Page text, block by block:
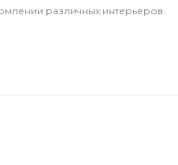
различных интерьеров.